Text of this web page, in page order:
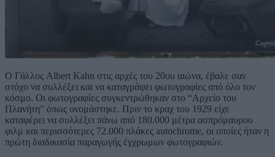
Ο Γάλλος Albert Kahn στις αρχές του 20ου αιώνα, έβαλε σαν
στόχο να συλλέξει και να καταγράψει φωτογραφίες από όλο τον
κόσμο. Οι φωτογραφίες συγκεντρώθηκαν στο “Αρχείο του
Πλανήτη” όπως ονομάστηκε. Πριν το κραχ του 1929 είχε
καταφέρει να συλλέξει πάνω από 180.000 μέτρα ασπρόμαυρου
φιλμ και περισσότερες 72.000 πλάκες autochrome, οι οποίες ήταν η
πρώτη διαδικασία παραγωγής έγχρωμων φωτογραφιών.